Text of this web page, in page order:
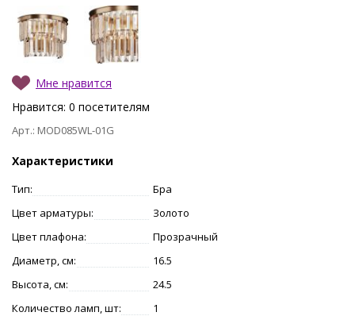
Мне нравится
Нравится: 0 посетителям
Арт.: MOD085WL-01G
Характеристики
Тип:
Бра
Цвет арматуры:
Золото
Цвет плафона:
Прозрачный
Диаметр, см:
16.5
Высота, см:
24.5
Количество ламп, шт:
1